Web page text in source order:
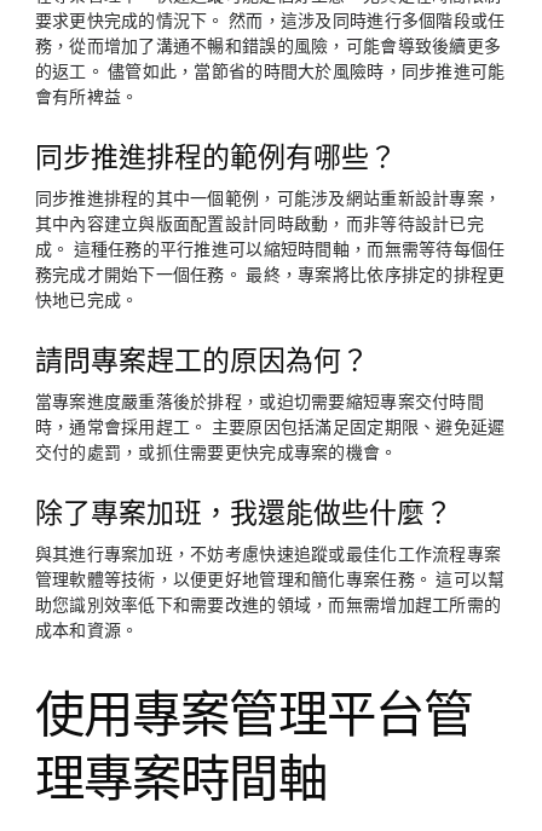
要求更快完成的情況下。 然而，這涉及同時進行多個階段或任
務，從而增加了溝通不暢和錯誤的風險，可能會導致後續更多
的返工。 儘管如此，當節省的時間大於風險時，同步推進可能
會有所裨益。
同步推進排程的範例有哪些？
同步推進排程的其中一個範例，可能涉及網站重新設計專案，
其中內容建立與版面配置設計同時啟動，而非等待設計已完
成。 這種任務的平行推進可以縮短時間軸，而無需等待每個任
務完成才開始下一個任務。 最終，專案將比依序排定的排程更
快地已完成。
請問專案趕工的原因為何？
當專案進度嚴重落後於排程，或迫切需要縮短專案交付時間
時，通常會採用趕工。 主要原因包括滿足固定期限、避免延遲
交付的處罰，或抓住需要更快完成專案的機會。
除了專案加班，我還能做些什麼？
與其進行專案加班，不妨考慮快速追蹤或最佳化工作流程專案
管理軟體等技術，以便更好地管理和簡化專案任務。 這可以幫
助您識別效率低下和需要改進的領域，而無需增加趕工所需的
成本和資源。
使用專案管理平台管
理專案時間軸